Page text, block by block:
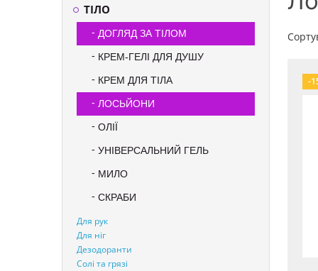
ТІЛО
ДОГЛЯД ЗА ТІЛОМ
КРЕМ-ГЕЛІ ДЛЯ ДУШУ
КРЕМ ДЛЯ ТІЛА
ЛОСЬЙОНИ
ОЛІЇ
УНІВЕРСАЛЬНИЙ ГЕЛЬ
МИЛО
СКРАБИ
Для рук
Для ніг
Дезодоранти
Солі та грязі
-